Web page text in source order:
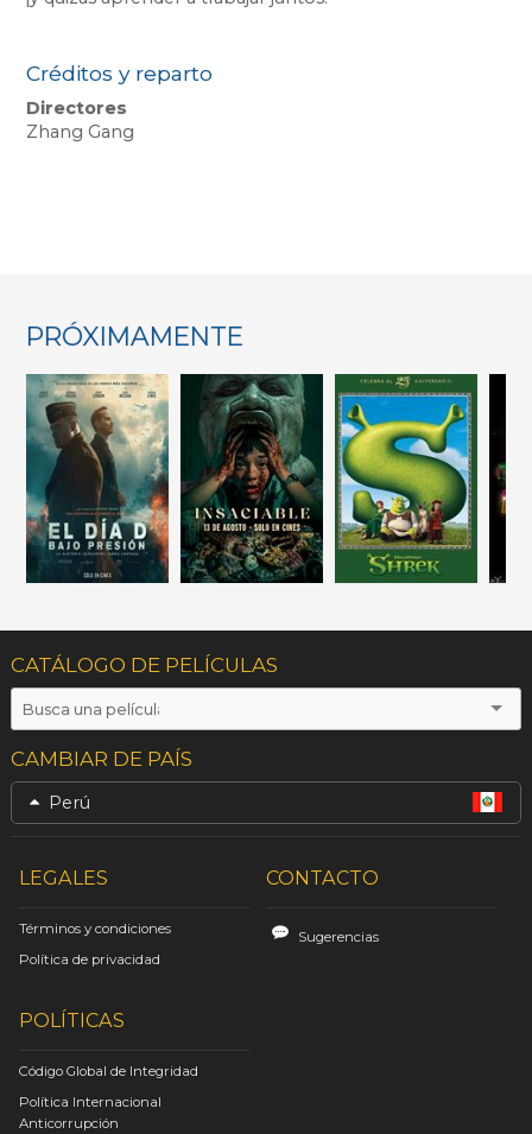
Créditos y reparto
Directores
Zhang Gang
PRÓXIMAMENTE
CATÁLOGO DE PELÍCULAS
CAMBIAR DE PAÍS
Perú
LEGALES
Términos y condiciones
Política de privacidad
CONTACTO
Sugerencias
POLÍTICAS
Código Global de Integridad
Política Internacional
Anticorrupción